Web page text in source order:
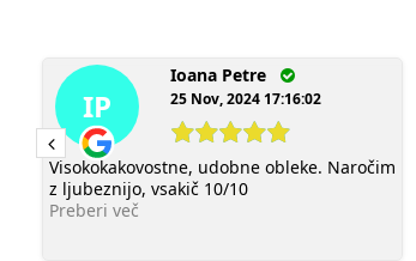
IP
Ioana Petre
25 Nov, 2024 17:16:02
Visokokakovostne, udobne obleke. Naročim
z ljubeznijo, vsakič 10/10
Preberi več